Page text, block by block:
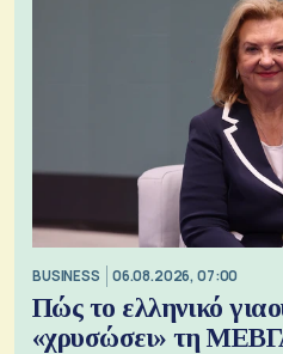
BUSINESS 06.08.2026, 07:00
Πώς το ελληνικό
«χρυσώσει» τη